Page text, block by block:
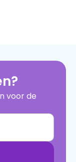
voor de